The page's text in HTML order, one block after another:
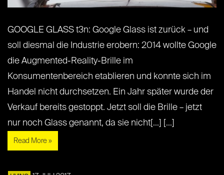
GOOGLE GLASS t3n: Google Glass ist zurück – und
soll diesmal die Industrie erobern: 2014 wollte Google
die Augmented-Reality-Brille im
Konsumentenbereich etablieren und konnte sich im
Handel nicht durchsetzen. Ein Jahr später wurde der
Verkauf bereits gestoppt. Jetzt soll die Brille – jetzt
nur noch Glass genannt, da sie nicht[...] [...]
Read More »